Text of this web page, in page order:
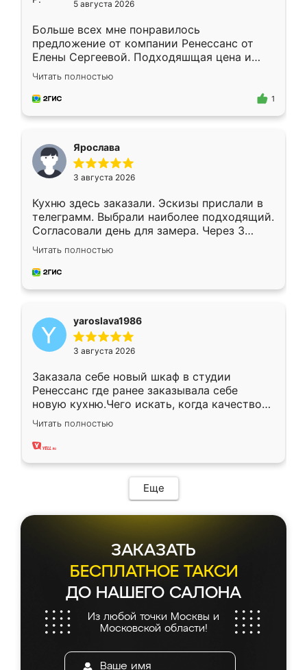
5 августа 2026
Больше всех мне понравилось
предложение от компании Ренессанс от
Елены Сергеевой. Подходяшщая цена и
короткие сроки изготовления. Приехавший
для замера сотрудник Владислав
предложил по моему эскизу самый
Читать полностью
1
Ярослава
3 августа 2026
Кухню здесь заказали. Эскизы прислали в
телеграмм. Выбрали наиболее подходящий.
Согласовали день для замера. Через 3
недели кухня была уже готова. Остались
довольны работой. Спасибо Ренессанс
мебель за качественную работу!
Читать полностью
yaroslava1986
3 августа 2026
Заказала себе новый шкаф в студии
Ренессанс где ранее заказывала себе
новую кухню.Чего искать, когда качеством
вполне довольна. Служит кухня уже почти
два года, нареканий нет.
Читать полностью
Еще
ЗАКАЗАТЬ
БЕСПЛАТНОЕ ТАКСИ
ДО НАШЕГО САЛОНА
Из любой точки Москвы и
Московской области!